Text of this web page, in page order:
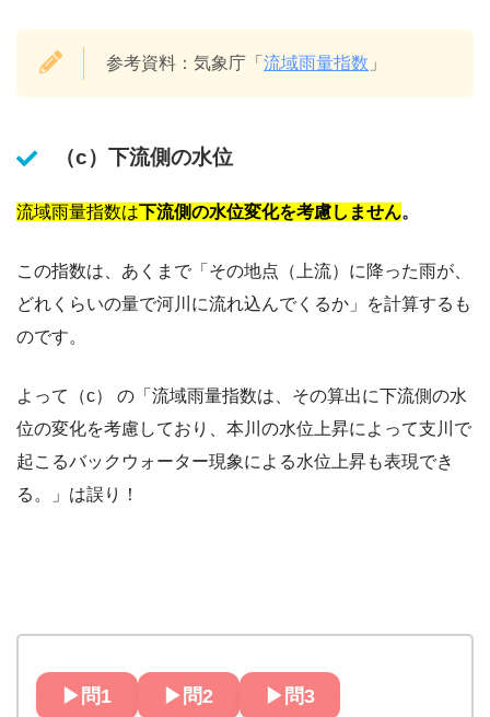
参考資料：気象庁「 流域雨量指数 」
（c）下流側の水位
流域雨量指数は下流側の水位変化を考慮しません。
この指数は、あくまで「その地点（上流）に降った雨が、
どれくらいの量で河川に流れ込んでくるか」を計算するも
のです。
よって（c） の「流域雨量指数は、その算出に下流側の水
位の変化を考慮しており、本川の水位上昇によって支川で
起こるバックウォーター現象による水位上昇も表現でき
る。」は誤り！
▶︎問1 ▶︎問2 ▶︎問3